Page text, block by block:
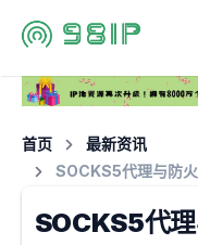
首页
最新资讯
SOCKS5代理与防
SOCKS5代